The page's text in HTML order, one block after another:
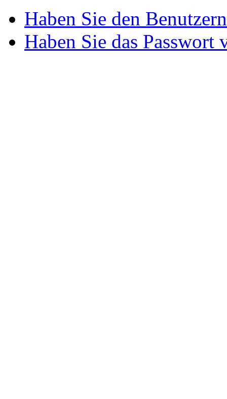
Haben Sie den
Haben Sie das Passwort